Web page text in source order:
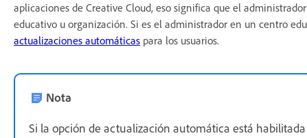
aplicaciones de Creative Cloud, eso significa que el
educativo u organización. Si es el administrador en un centro
actualizaciones automáticas para los usuarios.
Nota
Si la opción de actualización automática está